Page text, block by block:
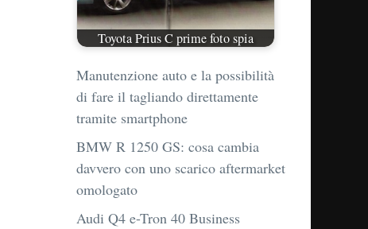
Toyota Prius C prime foto spia
Manutenzione auto e la possibilità
di fare il tagliando direttamente
tramite smartphone
BMW R 1250 GS: cosa cambia
davvero con uno scarico aftermarket
omologato
Audi Q4 e-Tron 40 Business